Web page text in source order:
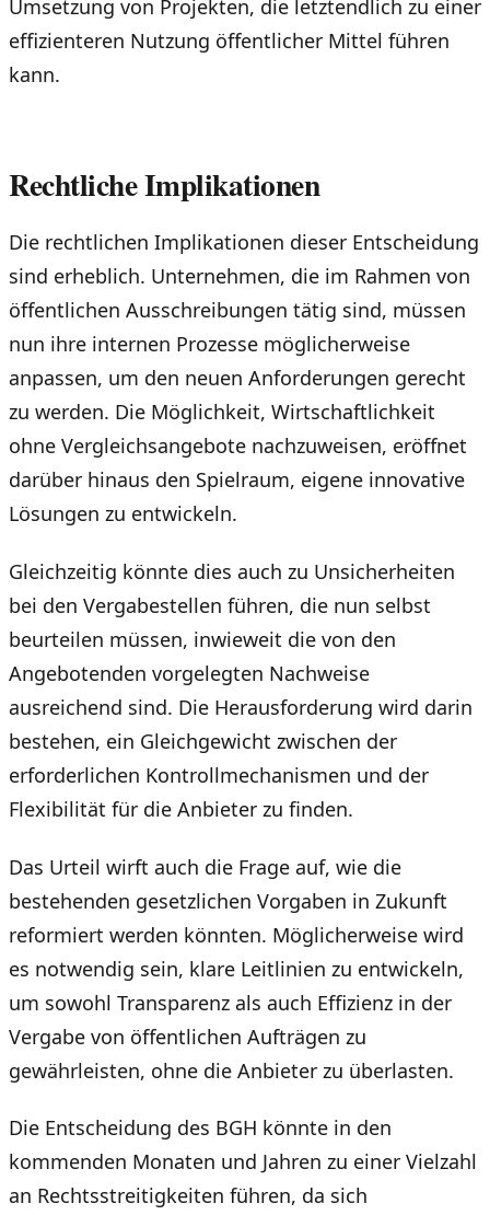
Umsetzung von Projekten, die letztendlich zu einer
effizienteren Nutzung öffentlicher Mittel führen
kann.
Rechtliche Implikationen
Die rechtlichen Implikationen dieser Entscheidung
sind erheblich. Unternehmen, die im Rahmen von
öffentlichen Ausschreibungen tätig sind, müssen
nun ihre internen Prozesse möglicherweise
anpassen, um den neuen Anforderungen gerecht
zu werden. Die Möglichkeit, Wirtschaftlichkeit
ohne Vergleichsangebote nachzuweisen, eröffnet
darüber hinaus den Spielraum, eigene innovative
Lösungen zu entwickeln.
Gleichzeitig könnte dies auch zu Unsicherheiten
bei den Vergabestellen führen, die nun selbst
beurteilen müssen, inwieweit die von den
Angebotenden vorgelegten Nachweise
ausreichend sind. Die Herausforderung wird darin
bestehen, ein Gleichgewicht zwischen der
erforderlichen Kontrollmechanismen und der
Flexibilität für die Anbieter zu finden.
Das Urteil wirft auch die Frage auf, wie die
bestehenden gesetzlichen Vorgaben in Zukunft
reformiert werden könnten. Möglicherweise wird
es notwendig sein, klare Leitlinien zu entwickeln,
um sowohl Transparenz als auch Effizienz in der
Vergabe von öffentlichen Aufträgen zu
gewährleisten, ohne die Anbieter zu überlasten.
Die Entscheidung des BGH könnte in den
kommenden Monaten und Jahren zu einer Vielzahl
an Rechtsstreitigkeiten führen, da sich